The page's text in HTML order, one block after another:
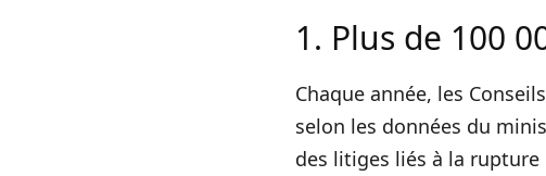
1. Plus de 100
Chaque année, les
selon les données du
des litiges liés à la